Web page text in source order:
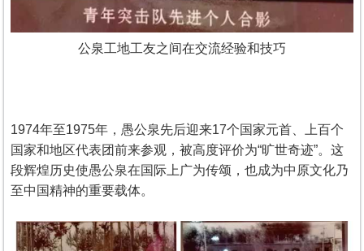
公泉工地工友之间在交流经验和技巧
1974年至1975年，愚公泉先后迎来17个国家元首、上百个
国家和地区代表团前来参观，被高度评价为“旷世奇迹”。这
段辉煌历史使愚公泉在国际上广为传颂，也成为中原文化乃
至中国精神的重要载体。